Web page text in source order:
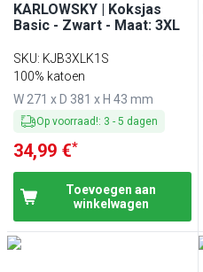
KARLOWSKY | Koksjas
Basic - Zwart - Maat: 3XL
SKU: KJB3XLK1S
100% katoen
W 271 x D 381 x H 43 mm
Op voorraad!: 3 - 5 dagen
34,99 €*
Toevoegen aan
winkelwagen